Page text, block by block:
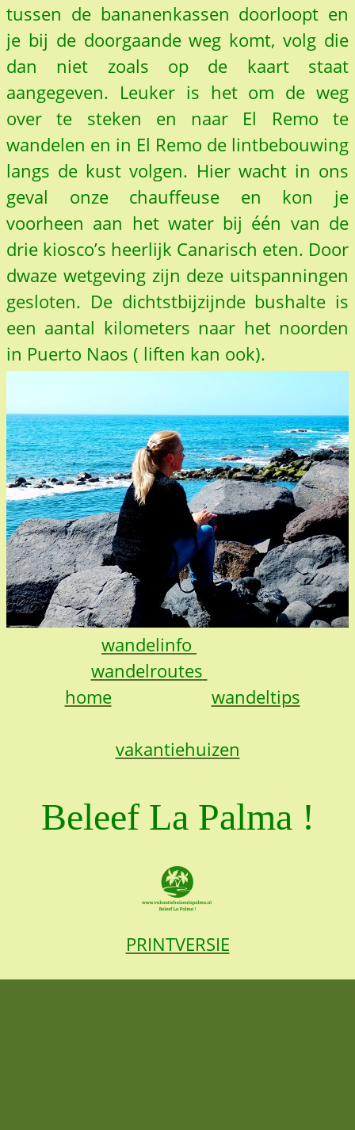
tussen de bananenkassen doorloopt en
je bij de doorgaande weg komt, volg die
dan niet zoals op de kaart staat
aangegeven. Leuker is het om de weg
over te steken en naar El Remo te
wandelen en in El Remo de lintbebouwing
langs de kust volgen. Hier wacht in ons
geval onze chauffeuse en kon je
voorheen aan het water bij één van de
drie kiosco’s heerlijk Canarisch eten. Door
dwaze wetgeving zijn deze uitspanningen
gesloten. De dichtstbijzijnde bushalte is
een aantal kilometers naar het noorden
in Puerto Naos ( liften kan ook).
wandelinfo
wandelroutes
home
wandeltips
vakantiehuizen
Beleef La Palma !
PRINTVERSIE